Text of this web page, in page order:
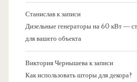
Станиславк записи
Дизельные генераторы на 60 кВт —
для вашего объекта
Виктория Чернышевак записи
Как использовать шторы для декора?